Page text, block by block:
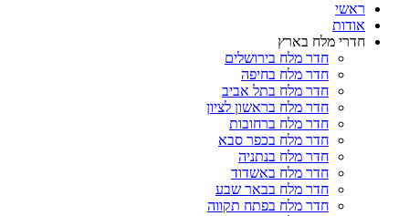
ראשי
אודות
חדרי מלח בארץ
חדר מלח בירושלים
חדר מלח בחיפה
חדר מלח בתל אביב
חדר מלח בראשון לציון
חדר מלח ברחובות
חדר מלח בכפר סבא
חדר מלח בנתניה
חדר מלח באשדוד
חדר מלח בבאר שבע
חדר מלח בפתח תקווה